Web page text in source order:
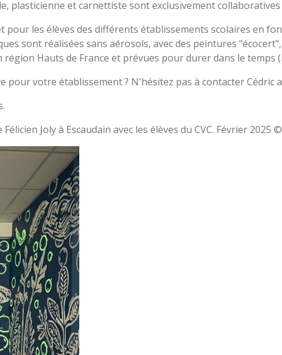
plasticienne et carnettiste sont exclusivement
pour les élèves des différents établissements scolaires en
sont réalisées sans aérosols, avec des peintures
Hauts de France et prévues pour durer dans le temps
votre établissement ? N'hésitez pas à contacter Cédric
Joly à Escaudain avec les élèves du CVC. Février 2025